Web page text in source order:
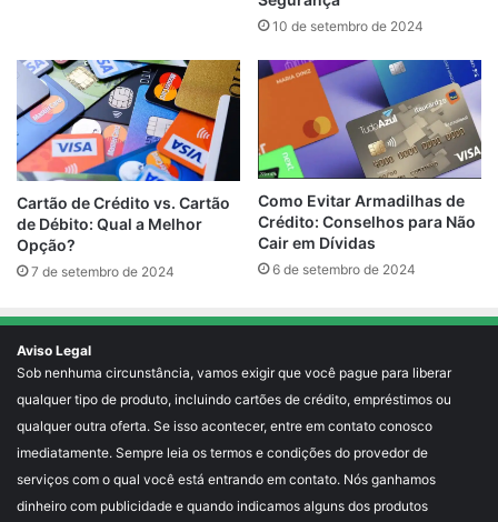
10 de setembro de 2024
Cartão de Crédito vs. Cartão
de Débito: Qual a Melhor
Opção?
7 de setembro de 2024
Como Evitar Armadilhas de
Crédito: Conselhos para Não
Cair em Dívidas
6 de setembro de 2024
Aviso Legal
Sob nenhuma circunstância, vamos exigir que você pague para liberar
qualquer tipo de produto, incluindo cartões de crédito, empréstimos ou
qualquer outra oferta. Se isso acontecer, entre em contato conosco
imediatamente. Sempre leia os termos e condições do provedor de
serviços com o qual você está entrando em contato. Nós ganhamos
dinheiro com publicidade e quando indicamos alguns dos produtos